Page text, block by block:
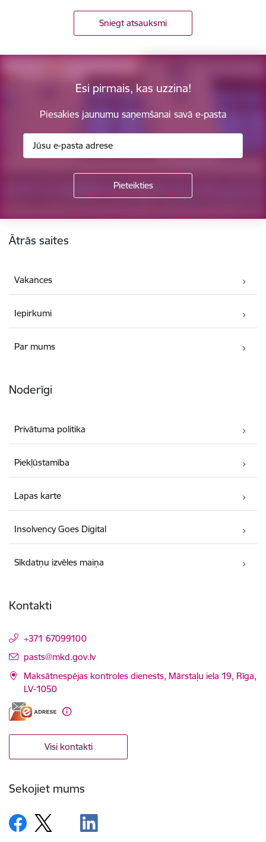
Sniegt atsauksmi
Esi pirmais, kas uzzina!
Piesakies jaunumu saņemšanai savā e-pasta
Ātrās saites
Vakances
Iepirkumi
Par mums
Noderīgi
Privātuma politika
Piekļūstamība
Lapas karte
Insolvency Goes Digital
Sīkdatņu izvēles maiņa
Kontakti
+371 67099100
E-pasts:
pasts@mkd.gov.lv
Maksātnespējas kontroles dienests, Mārstaļu iela 19, Rīga,
LV-1050
Visi kontakti
Sekojiet mums